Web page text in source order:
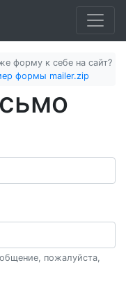
форму к себе на сайт?
формы mailer.zip
пожалуйста,